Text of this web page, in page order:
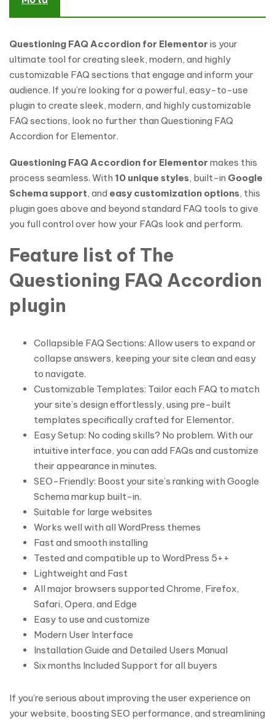
Questioning FAQ Accordion for Elementor is your
ultimate tool for creating sleek, modern, and highly
customizable FAQ sections that engage and inform your
audience. If you’re looking for a powerful, easy-to-use
plugin to create sleek, modern, and highly customizable
FAQ sections, look no further than Questioning FAQ
Accordion for Elementor.
Questioning FAQ Accordion for Elementor makes this
process seamless. With 10 unique styles, built-in Google
Schema support, and easy customization options, this
plugin goes above and beyond standard FAQ tools to give
you full control over how your FAQs look and perform.
Feature list of The
Questioning FAQ Accordion
plugin
Collapsible FAQ Sections: Allow users to expand or
collapse answers, keeping your site clean and easy
to navigate.
Customizable Templates: Tailor each FAQ to match
your site’s design effortlessly, using pre-built
templates specifically crafted for Elementor.
Easy Setup: No coding skills? No problem. With our
intuitive interface, you can add FAQs and customize
their appearance in minutes.
SEO-Friendly: Boost your site’s ranking with Google
Schema markup built-in.
Suitable for large websites
Works well with all WordPress themes
Fast and smooth installing
Tested and compatible up to WordPress 5++
Lightweight and Fast
All major browsers supported Chrome, Firefox,
Safari, Opera, and Edge
Easy to use and customize
Modern User Interface
Installation Guide and Detailed Users Manual
Six months Included Support for all buyers
If you’re serious about improving the user experience on
your website, boosting SEO performance, and streamlining